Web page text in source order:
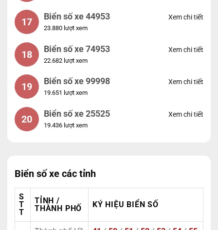
17 Biển số xe 44953
23.880 lượt xem
Xem chi tiết
18 Biển số xe 74953
22.682 lượt xem
Xem chi tiết
19 Biển số xe 99998
19.651 lượt xem
Xem chi tiết
20 Biển số xe 25525
19.436 lượt xem
Xem chi tiết
Biển số xe các tỉnh
S
T
T
TỈNH /
THÀNH PHỐ
KÝ HIỆU BIỂN SỐ